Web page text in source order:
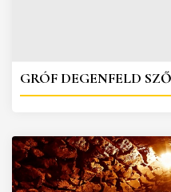
GRÓF DEGENFELD